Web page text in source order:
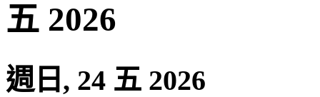
五 2026
週日, 24 五 2026